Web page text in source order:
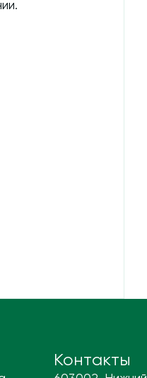
Контакты